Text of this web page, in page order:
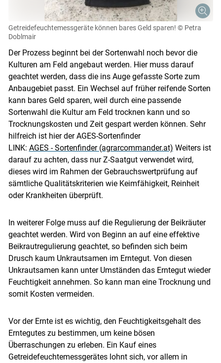
Skip to main content
Getreidefeuchtemessgeräte können bares Geld sparen! © Petra
Doblmair
Der Prozess beginnt bei der Sortenwahl noch bevor die
Kulturen am Feld angebaut werden. Hier muss darauf
geachtet werden, dass die ins Auge gefasste Sorte zum
Anbaugebiet passt. Ein Wechsel auf früher reifende Sorten
kann bares Geld sparen, weil durch eine passende
Sortenwahl die Kultur am Feld trocknen kann und so
Trocknungskosten und Zeit gespart werden können. Sehr
hilfreich ist hier der AGES-Sortenfinder
LINK: AGES - Sortenfinder (agrarcommander.at) Weiters ist
darauf zu achten, dass nur Z-Saatgut verwendet wird,
dieses wird im Rahmen der Gebrauchswertprüfung auf
sämtliche Qualitätskriterien wie Keimfähigkeit, Reinheit
oder Krankheiten überprüft.
In weiterer Folge muss auf die Regulierung der Beikräuter
geachtet werden. Wird von Beginn an auf eine effektive
Beikrautregulierung geachtet, so befinden sich beim
Drusch kaum Unkrautsamen im Erntegut. Von diesen
Unkrautsamen kann unter Umständen das Erntegut wieder
Feuchtigkeit annehmen. So kann man eine Trocknung und
somit Kosten vermeiden.
Vor der Ernte ist es wichtig, den Feuchtigkeitsgehalt des
Erntegutes zu bestimmen, um keine bösen
Überraschungen zu erleben. Ein Kauf eines
Getreidefeuchtemessgerätes lohnt sich, vor allem in